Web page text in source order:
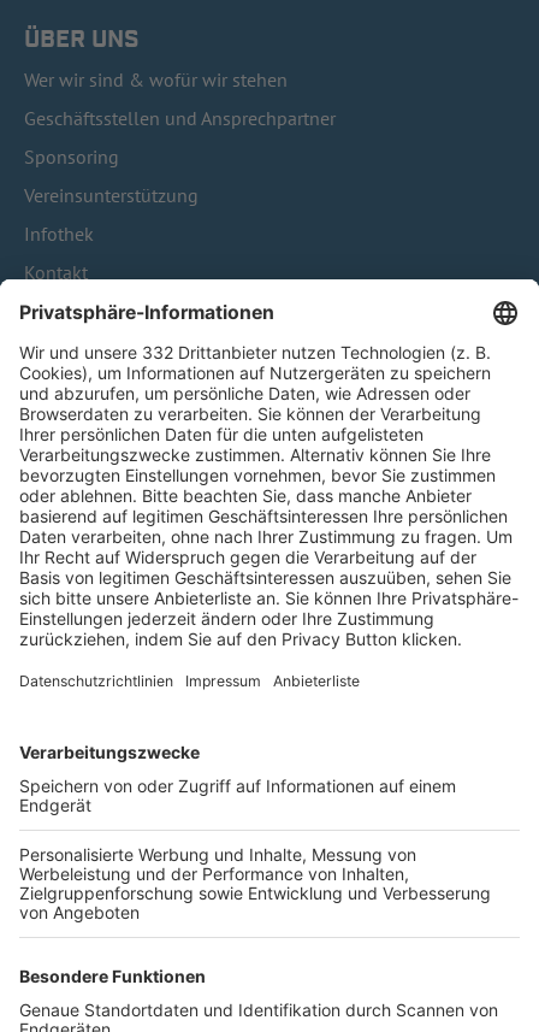
ÜBER UNS
Wer wir sind & wofür wir stehen
Geschäftsstellen und Ansprechpartner
Sponsoring
Vereinsunterstützung
Infothek
Kontakt
HÄUFIG BESUCHTE SEITEN
Pässe und Vereinswechsel
Trainerausbildung
Schulungsangebot Vereinsmitarbeiter
BFV-Geschäftsstellen
Trainerbörse
Login SpielPlus
FOLGE DEM BFV
TOP-VEREINE
TOP-PARTNER